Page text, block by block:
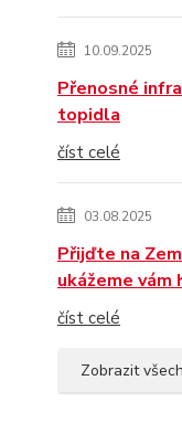
10.09.2025
Přenosné
topidla
číst celé
03.08.2025
Přijďte na
ukážeme vám
číst celé
Zobrazit